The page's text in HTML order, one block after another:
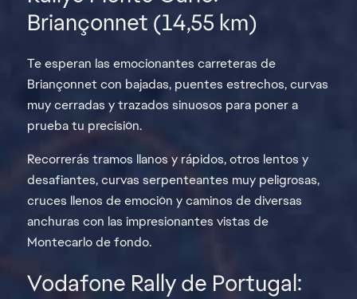
Briançonnet (14,55 km)
Te esperan las emocionantes carreteras de
Briançonnet con bajadas, puentes estrechos, curvas
muy cerradas y trazados sinuosos para poner a
prueba tu precisión.
Recorrerás tramos llanos y rápidos, otros lentos y
desafiantes, curvas serpenteantes muy peligrosas,
cruces llenos de emoción y caminos de diversas
anchuras con las impresionantes vistas de
Montecarlo de fondo.
Vodafone Rally de Portugal: